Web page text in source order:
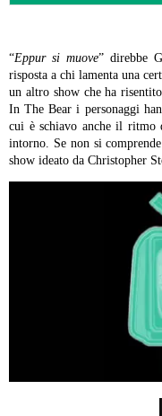
“Eppur si muove” direbbe
risposta a chi lamenta una
un altro show che ha
In The Bear i personaggi
cui è schiavo anche il ritmo
intorno. Se non si
show ideato da Christopher